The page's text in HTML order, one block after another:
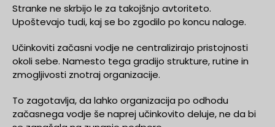
Stranke ne skrbijo le za takojšnjo avtoriteto.
Upoštevajo tudi, kaj se bo zgodilo po koncu naloge.
Učinkoviti začasni vodje ne centralizirajo pristojnosti
okoli sebe. Namesto tega gradijo strukture, rutine in
zmogljivosti znotraj organizacije.
To zagotavlja, da lahko organizacija po odhodu
začasnega vodje še naprej učinkovito deluje, ne da bi